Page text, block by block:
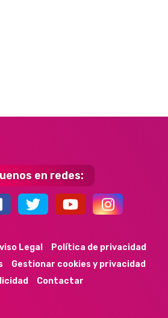
en redes:
9k 35k 352
Legal
Política de privacidad
Gestionar cookies y privacidad
Contactar